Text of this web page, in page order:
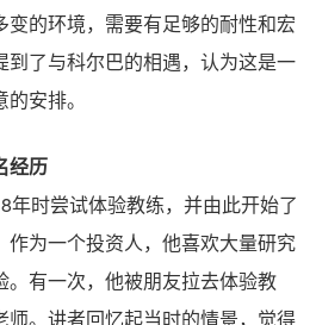
的环境，需要有足够的耐性和宏
到了与科尔巴的相遇，认为这是一
安排。
经历
年时尝试体验教练，并由此开始了
作为一个投资人，他喜欢大量研究
。有一次，他被朋友拉去体验教
师。讲者回忆起当时的情景，觉得